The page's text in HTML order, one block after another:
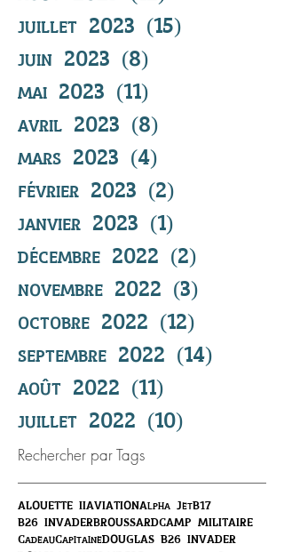
juillet 2023 (15)
juin 2023 (8)
mai 2023 (11)
avril 2023 (8)
mars 2023 (4)
février 2023 (2)
janvier 2023 (1)
décembre 2022 (2)
novembre 2022 (3)
octobre 2022 (12)
septembre 2022 (14)
août 2022 (11)
juillet 2022 (10)
Rechercher par Tags
ALOUETTE IIAVIATIONAlpha JetB17
B26 INVADERBROUSSARDCAMP MILITAIRE
CadeauCapitaineDOUGLAS B26 INVADER